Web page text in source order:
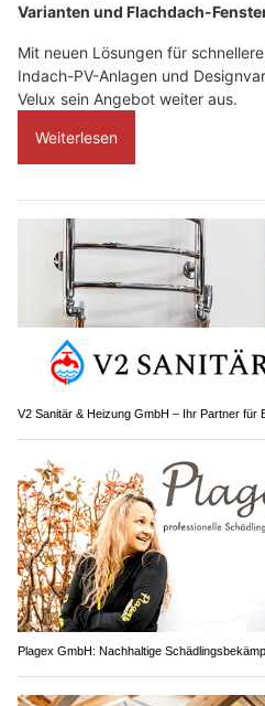
Varianten und Flachdach-
Mit neuen Lösungen für
Indach-PV-Anlagen und
Velux sein Angebot weiter aus.
Weiterlesen
V2 Sanitär & Heizung GmbH – Ihr Partner für
Plagex GmbH: Nachhaltige